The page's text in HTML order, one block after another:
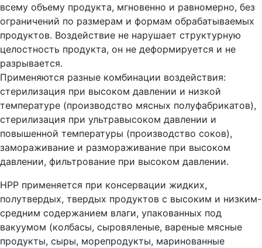
всему объему продукта, мгновенно и равномерно, без
ограничений по размерам и формам обрабатываемых
продуктов. Воздействие не нарушает структурную
целостность продукта, он не деформируется и не
разрывается.
Применяются разные комбинации воздействия:
стерилизация при высоком давлении и низкой
температуре (производство мясных полуфабрикатов),
стерилизация при ультравысоком давлении и
повышенной температуры (производство соков),
замораживание и размораживание при высоком
давлении, фильтрование при высоком давлении.
HPP применяется при консервации жидких,
полутвердых, твердых продуктов с высоким и низким-
средним содержанием влаги, упакованных под
вакуумом (колбасы, сыровяленые, вареные мясные
продукты, сыры, морепродукты, маринованные